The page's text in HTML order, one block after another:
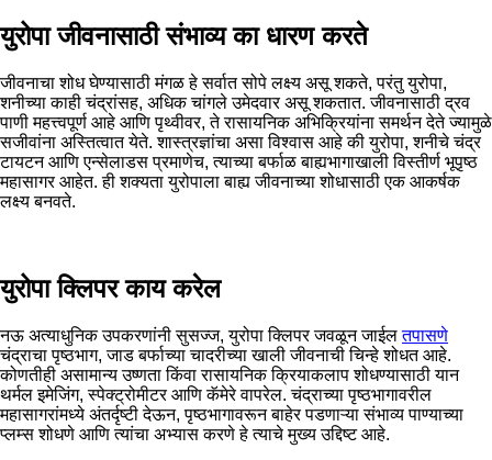
युरोपा जीवनासाठी संभाव्य का धारण करते
जीवनाचा शोध घेण्यासाठी मंगळ हे सर्वात सोपे लक्ष्य असू शकते, परंतु युरोपा,
शनीच्या काही चंद्रांसह, अधिक चांगले उमेदवार असू शकतात. जीवनासाठी द्रव
पाणी महत्त्वपूर्ण आहे आणि पृथ्वीवर, ते रासायनिक अभिक्रियांना समर्थन देते ज्यामुळे
सजीवांना अस्तित्वात येते. शास्त्रज्ञांचा असा विश्वास आहे की युरोपा, शनीचे चंद्र
टायटन आणि एन्सेलाडस प्रमाणेच, त्याच्या बर्फाळ बाह्यभागाखाली विस्तीर्ण भूपृष्ठ
महासागर आहेत. ही शक्यता युरोपाला बाह्य जीवनाच्या शोधासाठी एक आकर्षक
लक्ष्य बनवते.
युरोपा क्लिपर काय करेल
नऊ अत्याधुनिक उपकरणांनी सुसज्ज, युरोपा क्लिपर जवळून जाईलतपासणे
चंद्राचा पृष्ठभाग, जाड बर्फाच्या चादरीच्या खाली जीवनाची चिन्हे शोधत आहे.
कोणतीही असामान्य उष्णता किंवा रासायनिक क्रियाकलाप शोधण्यासाठी यान
थर्मल इमेजिंग, स्पेक्ट्रोमीटर आणि कॅमेरे वापरेल. चंद्राच्या पृष्ठभागावरील
महासागरांमध्ये अंतर्दृष्टी देऊन, पृष्ठभागावरून बाहेर पडणाऱ्या संभाव्य पाण्याच्या
प्लम्स शोधणे आणि त्यांचा अभ्यास करणे हे त्याचे मुख्य उद्दिष्ट आहे.